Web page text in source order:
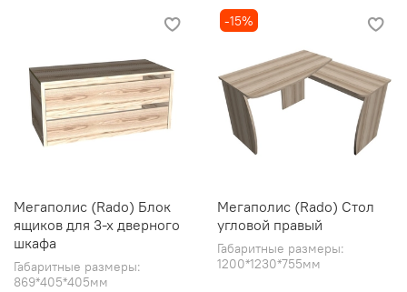
Мегаполис (Rado) Блок
ящиков для 3-х дверного
шкафа
Габаритные размеры:
869*405*405мм
-15%
Мегаполис (Rado) Стол
угловой правый
Габаритные размеры:
1200*1230*755мм